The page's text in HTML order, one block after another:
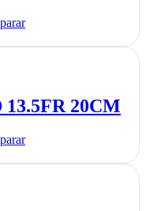
20CM